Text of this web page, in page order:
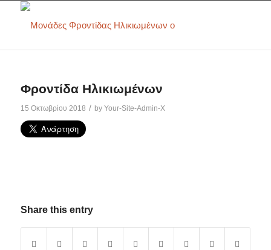
Φροντίδα Ηλικιωμένων
15 Οκτωβρίου 2018 / by Your-Site-Admin-X
Share this entry